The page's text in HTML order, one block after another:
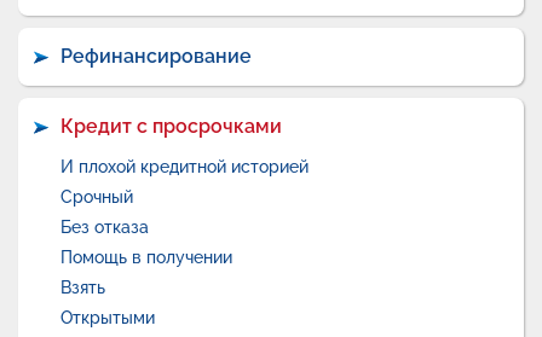
Рефинансирование
Кредит с просрочками
И плохой кредитной историей
Срочный
Без отказа
Помощь в получении
Взять
Открытыми